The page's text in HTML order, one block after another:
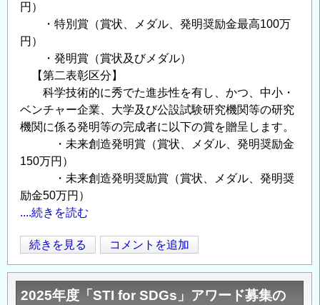
ュ
リ
賞）
募
の
案
の
円）
・特別賞（賞状、メダル、発明奨励金最高100万
円）
・発明賞（賞状及びメダル）
【第二表彰区分】
科学技術的に秀でた進歩性を有し、かつ、中小・
ベンチャー企業、大学及び公設試験研究機関等の研究
機関に係る発明等の完成者に以下の賞を贈呈します。
・未来創造発明賞（賞状、メダル、発明奨励金
150万円）
・未来創造発明奨励賞（賞状、メダル、発明奨
励金50万円）
....続きを読む
（公
社）
発
明
続きを見る コメントを追加
2025年度「STI for SDGs」アワード募集の